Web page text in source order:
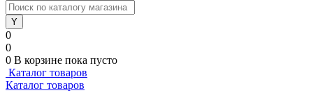
0
0
0 В корзине пока пусто
Каталог товаров
Каталог товаров